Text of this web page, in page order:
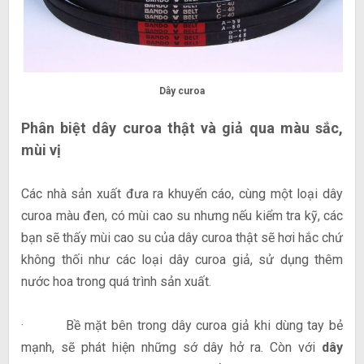
Dây curoa
Phân biệt dây curoa thật và giả qua màu sắc,
mùi vị
Các nhà sản xuất đưa ra khuyến cáo, cùng một loại dây
curoa màu đen, có mùi cao su nhưng nếu kiểm tra kỹ, các
bạn sẽ thấy mùi cao su của dây curoa thật sẽ hơi hắc chứ
không thối như các loại dây curoa giả, sử dụng thêm
nước hoa trong quá trình sản xuất.
· Bề mặt bên trong dây curoa giả khi dùng tay bẻ
mạnh, sẽ phát hiện những sớ dây hở ra. Còn với dây